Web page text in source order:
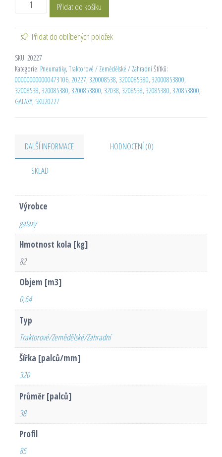
Přidat do košíku
Přidat do oblíbených položek
SKU: 20227
Kategorie: Pneumatiky, Traktorové / Zemědělské / ZahradníŠtítků:
000000000000473106, 20227, 320008538, 3200085380, 32000853800,
32008538, 320085380, 3200853800, 32038, 3208538, 32085380, 320853800,
GALAXY, SKU20227
DALŠÍ INFORMACE HODNOCENÍ (0)
SKLAD
Výrobce
galaxy
Hmotnost kola [kg]
82
Objem [m3]
0,64
Typ
Traktorové/Zemědělské/Zahradní
Šířka [palců/mm]
320
Průměr [palců]
38
Profil
85